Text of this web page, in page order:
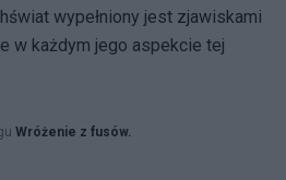
wypełniony jest zjawiskami
w każdym jego aspekcie tej
Wróżenie z fusów.